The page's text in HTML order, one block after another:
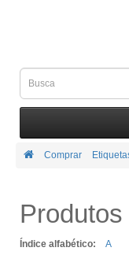
Comprar
Índice alfabético: A